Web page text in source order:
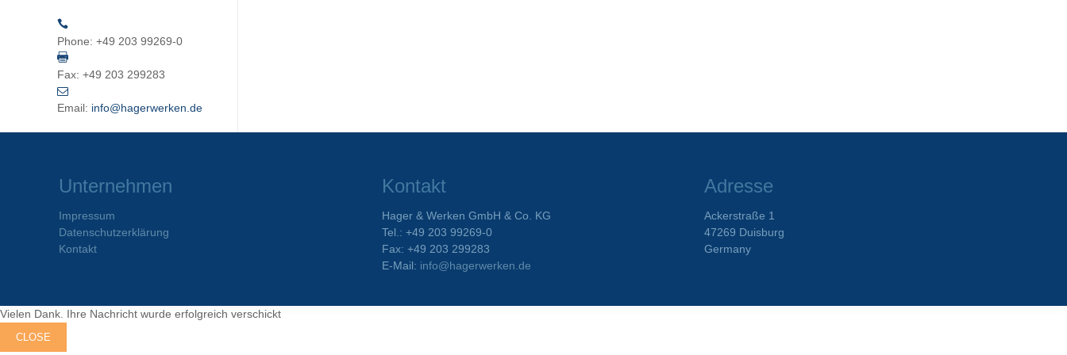
Phone: +49 203 99269-0
Fax: +49 203 299283
Email: info@hagerwerken.de
Unternehmen
Impressum
Datenschutzerklärung
Kontakt
Kontakt
Hager & Werken GmbH & Co. KG
Tel.: +49 203 99269-0
Fax: +49 203 299283
E-Mail: info@hagerwerken.de
Adresse
Ackerstraße 1
47269 Duisburg
Germany
Vielen Dank. Ihre Nachricht wurde erfolgreich verschickt
CLOSE